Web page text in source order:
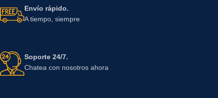
Envío rápido.
A tiempo, siempre
Soporte 24/7.
Chatea con nosotros ahora